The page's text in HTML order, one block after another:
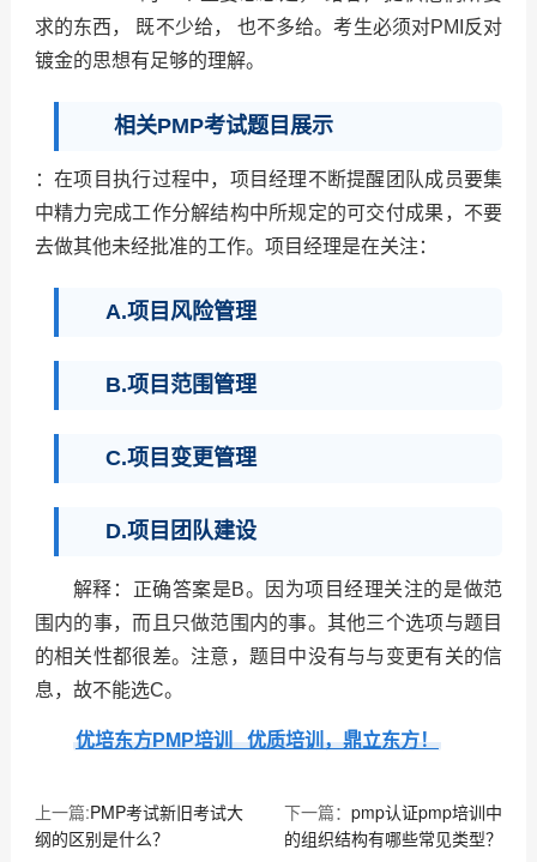
求的东西， 既不少给， 也不多给。考生必须对PMI反对
镀金的思想有足够的理解。
相关PMP考试题目展示
：在项目执行过程中，项目经理不断提醒团队成员要集
中精力完成工作分解结构中所规定的可交付成果，不要
去做其他未经批准的工作。项目经理是在关注：
A.项目风险管理
B.项目范围管理
C.项目变更管理
D.项目团队建设
解释：正确答案是B。因为项目经理关注的是做范
围内的事，而且只做范围内的事。其他三个选项与题目
的相关性都很差。注意，题目中没有与与变更有关的信
息，故不能选C。
优培东方PMP培训 优质培训，鼎立东方！
上一篇:PMP考试新旧考试大
纲的区别是什么？
下一篇：pmp认证pmp培训中
的组织结构有哪些常见类型？